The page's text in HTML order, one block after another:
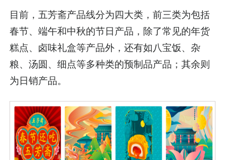
目前，五芳斋产品线分为四大类，前三类为包括
春节、端午和中秋的节日产品，除了常见的年货
糕点、卤味礼盒等产品外，还有如八宝饭、杂
粮、汤圆、细点等多种类的预制品产品；其余则
为日销产品。